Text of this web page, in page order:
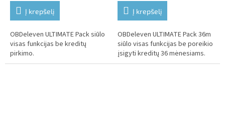
Į krepšelį
OBDeleven ULTIMATE Pack siūlo
visas funkcijas be kreditų
pirkimo.
Į krepšelį
OBDeleven ULTIMATE Pack 36m
siūlo visas funkcijas be poreikio
įsigyti kreditų 36 mėnesiams.